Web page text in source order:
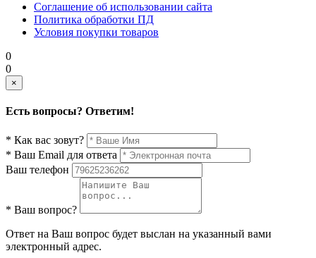
Соглашение об использовании сайта
Политика обработки ПД
Условия покупки товаров
0
0
×
Есть вопросы? Ответим!
* Как вас зовут?
* Ваш Email для ответа
Ваш телефон
* Ваш вопрос?
Ответ на Ваш вопрос будет выслан на указанный вами
электронный адрес.